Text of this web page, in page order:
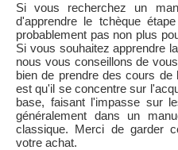
Si vous recherchez un
d'apprendre le tchèque
probablement pas non plus
Si vous souhaitez apprendre
nous vous conseillons de
bien de prendre des cours
est qu'il se concentre sur
base, faisant l'impasse sur
généralement dans un
classique. Merci de garder
votre achat.